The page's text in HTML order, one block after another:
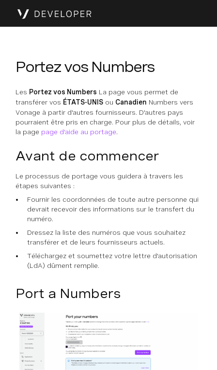
Portez vos Numbers
Les Portez vos Numbers La page vous permet de
transférer vos ÉTATS-UNIS ou Canadien Numbers vers
Vonage à partir d'autres fournisseurs. D'autres pays
pourraient être pris en charge. Pour plus de détails, voir
la page page d'aide au portage.
Avant de commencer
Le processus de portage vous guidera à travers les
étapes suivantes :
Fournir les coordonnées de toute autre personne qui
devrait recevoir des informations sur le transfert du
numéro.
Dressez la liste des numéros que vous souhaitez
transférer et de leurs fournisseurs actuels.
Téléchargez et soumettez votre lettre d'autorisation
(LdA) dûment remplie.
Port a Numbers